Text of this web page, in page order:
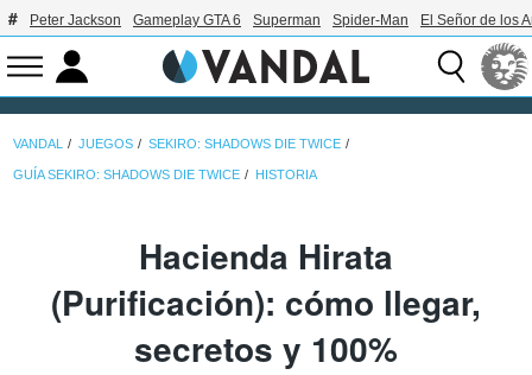
Peter Jackson Gameplay GTA 6 Superman Spider-Man El Señor de los
VANDAL JUEGOS SEKIRO: SHADOWS DIE TWICE
GUÍA SEKIRO: SHADOWS DIE TWICE HISTORIA
Hacienda Hirata
(Purificación): cómo llegar,
secretos y 100%